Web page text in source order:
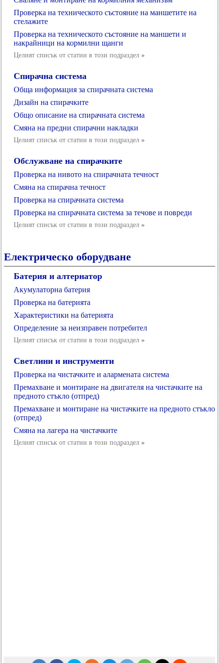
Проверка на техническото състояние на маншетите на
стелажите
Проверка на техническото състояние на маншети и
накрайници на кормилни щанги
Целият списък от статии в този подраздел »
Спирачна система
Обща информация за спирачната система
Дизайн на спирачките
Общо описание на спирачната система
Смяна на предни спирачни накладки
Целият списък от статии в този подраздел »
Обслужване на спирачките
Проверка на нивото на спирачната течност
Смяна на спирачна течност
Проверка на спирачната система
Проверка на спирачната система за течове и повреди
Целият списък от статии в този подраздел »
Електрическо оборудване
Батерия и алтернатор
Акумулаторна батерия
Проверка на батерията
Характеристики на батерията
Определение за неизправен потребител
Целият списък от статии в този подраздел »
Светлини и инструменти
Проверка на чистачките и алармената система
Премахване и монтиране на двигателя на чистачките на
предното стъкло (отпред)
Премахване и монтиране на чистачките на предното стъкло
(отпред)
Смяна на лагера на чистачките
Целият списък от статии в този подраздел »